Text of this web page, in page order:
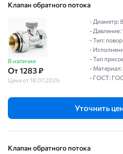
Клапан обратного потока
В наличии
От 1283 ₽
Цена от 18.07.2026
- Диаметр:
- Давление:
- Тип:
-
- Тип
- Материал:
- ГОСТ:
Уточнить
Клапан обратного потока